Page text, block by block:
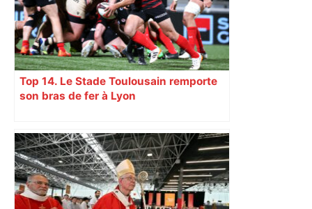
Top 14. Le Stade Toulousain remporte
son bras de fer à Lyon